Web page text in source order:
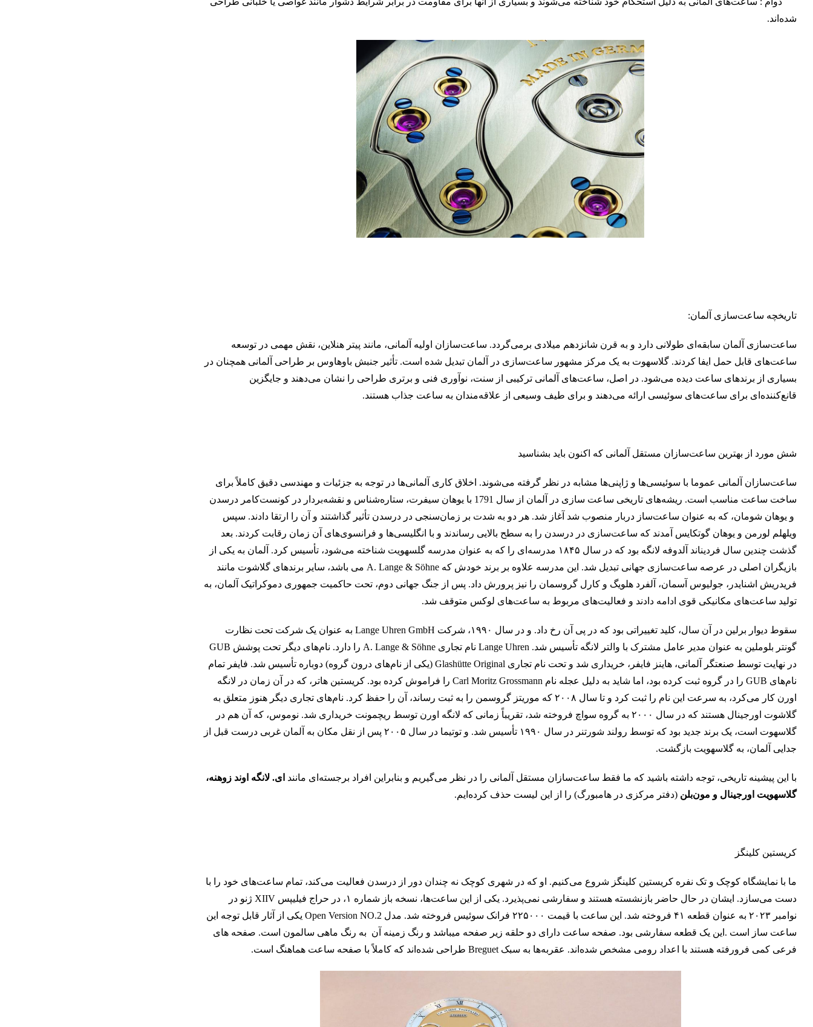
شده‌اند.
تاریخچه ساعت‌سازی آلمان:
ساعت‌سازی آلمان سابقه‌ای طولانی دارد و به قرن شانزدهم میلادی برمی‌گردد. ساعت‌سازان اولیه آلمانی، مانند پیتر هنلاین، نقش مهمی در توسعه
ساعت‌های قابل حمل ایفا کردند. گلاسهوت به یک مرکز مشهور ساعت‌سازی در آلمان تبدیل شده است. تأثیر جنبش باوهاوس بر طراحی آلمانی همچنان در
بسیاری از برندهای ساعت دیده می‌شود. در اصل، ساعت‌های آلمانی ترکیبی از سنت، نوآوری فنی و برتری طراحی را نشان می‌دهند و جایگزین
قانع‌کننده‌ای برای ساعت‌های سوئیسی ارائه می‌دهند و برای طیف وسیعی از علاقه‌مندان به ساعت جذاب هستند.
شش مورد از بهترین ساعت‌سازان مستقل آلمانی که اکنون باید بشناسید
ساعت‌سازان آلمانی عموما با سوئیسی‌ها و ژاپنی‌ها مشابه در نظر گرفته می‌شوند. اخلاق کاری آلمانی‌ها در توجه به جزئیات و مهندسی دقیق کاملاً برای
ساخت ساعت مناسب است. ریشه‌های تاریخی ساعت سازی در آلمان از سال 1791 با یوهان سیفرت، ستاره‌شناس و نقشه‌بردار در کونست‌کامر درسدن
و یوهان شومان، که به عنوان ساعت‌ساز دربار منصوب شد آغاز شد. هر دو به شدت بر زمان‌سنجی در درسدن تأثیر گذاشتند و آن را ارتقا دادند. سپس
ویلهلم لورمن و یوهان گوتکایس آمدند که ساعت‌سازی در درسدن را به سطح بالایی رساندند و با انگلیسی‌ها و فرانسوی‌های آن زمان رقابت کردند. بعد
گذشت چندین سال فردیناند آلدوفه لانگه بود که در سال ۱۸۴۵ مدرسه‌ای را که به عنوان مدرسه گلسهویت شناخته می‌شود، تأسیس کرد. آلمان به یکی از
بازیگران اصلی در عرصه ساعت‌سازی جهانی تبدیل شد. این مدرسه علاوه بر برند خودش که A. Lange & Söhne می باشد، سایر برندهای گلاشوت مانند
فریدریش اشنایدر، جولیوس آسمان، آلفرد هلویگ و کارل گروسمان را نیز پرورش داد. پس از جنگ جهانی دوم، تحت حاکمیت جمهوری دموکراتیک آلمان، به
تولید ساعت‌های مکانیکی قوی ادامه دادند و فعالیت‌های مربوط به ساعت‌های لوکس متوقف شد.
سقوط دیوار برلین در آن سال، کلید تغییراتی بود که در پی آن رخ داد. و در سال ۱۹۹۰، شرکت Lange Uhren GmbH به عنوان یک شرکت تحت نظارت
گونتر بلوملین به عنوان مدیر عامل مشترک با والتر لانگه تأسیس شد. Lange Uhren نام تجاری A. Lange & Söhne را دارد. نام‌های دیگر تحت پوشش GUB
در نهایت توسط صنعتگر آلمانی، هاینز فایفر، خریداری شد و تحت نام تجاری Glashütte Original (یکی از نام‌های درون گروه) دوباره تأسیس شد. فایفر تمام
نام‌های GUB را در گروه ثبت کرده بود، اما شاید به دلیل عجله نام Carl Moritz Grossmann را فراموش کرده بود. کریستین هاتر، که در آن زمان در لانگه
اورن کار می‌کرد، به سرعت این نام را ثبت کرد و تا سال ۲۰۰۸ که موریتز گروسمن را به ثبت رساند، آن را حفظ کرد. نام‌های تجاری دیگر هنوز متعلق به
گلاشوت اورجینال هستند که در سال ۲۰۰۰ به گروه سواچ فروخته شد، تقریباً زمانی که لانگه اورن توسط ریچمونت خریداری شد. نوموس، که آن هم در
گلاسهوت است، یک برند جدید بود که توسط رولند شورتنر در سال ۱۹۹۰ تأسیس شد. و توتیما در سال ۲۰۰۵ پس از نقل مکان به آلمان غربی درست قبل از
جدایی آلمان، به گلاسهویت بازگشت.
با این پیشینه تاریخی، توجه داشته باشید که ما فقط ساعت‌سازان مستقل آلمانی را در نظر می‌گیریم و بنابراین افراد برجسته‌ای مانند ای. لانگه اوند زوهنه،
گلاسهویت اورجینال و مون‌بلن (دفتر مرکزی در هامبورگ) را از این لیست حذف کرده‌ایم.
کریستین کلینگز
ما با نمایشگاه کوچک و تک نفره کریستین کلینگز شروع می‌کنیم. او که در شهری کوچک نه چندان دور از درسدن فعالیت می‌کند، تمام ساعت‌های خود را با
دست می‌سازد. ایشان در حال حاضر بازنشسته هستند و سفارشی نمی‌پذیرد. یکی از این ساعت‌ها، نسخه باز شماره ۱، در حراج فیلیپس XIIV ژنو در
نوامبر ۲۰۲۳ به عنوان قطعه ۴۱ فروخته شد. این ساعت با قیمت ۲۲۵۰۰۰ فرانک سوئیس فروخته شد. مدل Open Version NO.2 یکی از آثار قابل توجه این
ساعت ساز است .این یک قطعه سفارشی بود. صفحه ساعت دارای دو حلقه زیر صفحه میباشد و رنگ زمینه آن به رنگ ماهی سالمون است. صفحه های
فرعی کمی فرورفته هستند با اعداد رومی مشخص شده‌اند. عقربه‌ها به سبک Breguet طراحی شده‌اند که کاملاً با صفحه ساعت هماهنگ است.